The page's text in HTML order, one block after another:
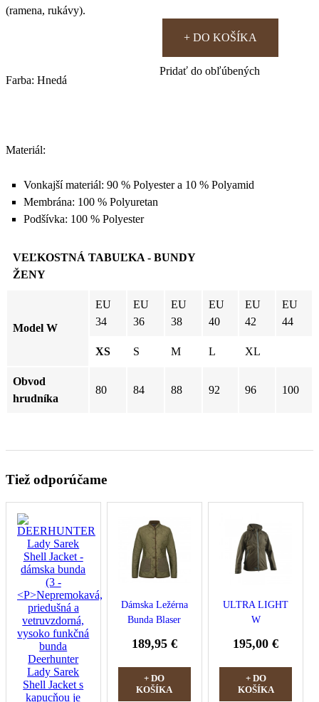
+ DO KOŠÍKA
Pridať do obľúbených
(ramena, rukávy).
Farba: Hnedá
Materiál:
Vonkajší materiál: 90 % Polyester a 10 % Polyamid
Membrána: 100 % Polyuretan
Podšívka: 100 % Polyester
VEĽKOSTNÁ TABUĽKA - BUNDY
ŽENY
Model W
EU
34
EU
36
EU
38
EU
40
EU
42
EU
44
XS S M L XL
Obvod
hrudníka
80 84 88 92 96 100
Tiež odporúčame
Dámska Ležérna
Bunda Blaser
189,95 €
+ DO
KOŠÍKA
ULTRA LIGHT
W
195,00 €
+ DO
KOŠÍKA